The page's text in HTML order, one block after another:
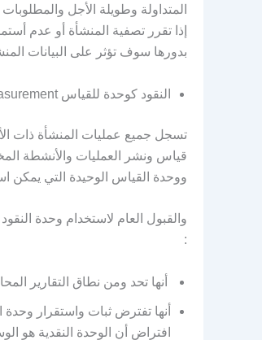
المتداولة وطويلة الأجل
إذا تقرر تصفية المنشأة أو عدم
بدورها سوف تؤثر على البيانات
النقود كوحدة للقياس Monetary Unit of Measurement
تسجل جميع عمليات المنشأة ذات
قياس ونشر العمليات والأنشطة
ووحدة القياس الوحيدة التي يمكن
والقبول العام لاستخدام وحدة
:
أنها تحد ومن نطاق التقارير
أنها تفترض ثبات واستقرار وحدة
افتراض أن الوحدة النقدية هو